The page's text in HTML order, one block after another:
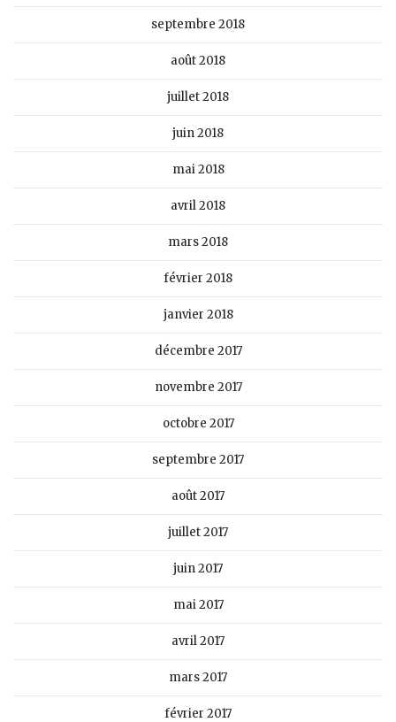
septembre 2018
août 2018
juillet 2018
juin 2018
mai 2018
avril 2018
mars 2018
février 2018
janvier 2018
décembre 2017
novembre 2017
octobre 2017
septembre 2017
août 2017
juillet 2017
juin 2017
mai 2017
avril 2017
mars 2017
février 2017